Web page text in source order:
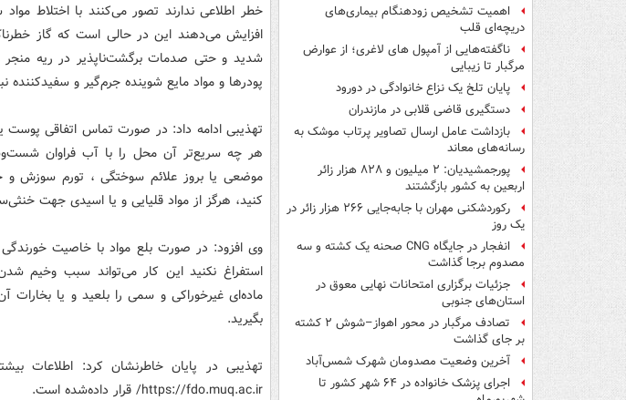
اهمیت تشخیص زودهنگام بیماری‌های
دریچه‌ای قلب
ناگفته‌هایی از آمپول های لاغری؛ از عوارض
مرگبار تا زیبایی
پایان تلخ یک نزاع خانوادگی در دورود
دستگیری قاضی قلابی در مازندران
بازداشت عامل ارسال تصاویر پرتاب موشک به
رسانه‌های معاند
پورجمشیدیان: ۲ میلیون و ۸۲۸ هزار زائر
اربعین به کشور بازگشتند
رکوردشکنی مهران با جابه‌جایی ۲۶۶ هزار زائر در
یک روز
انفجار در جایگاه CNG صحنه یک کشته و سه
مصدوم برجا گذاشت
جزئیات برگزاری امتحانات نهایی معوق در
استان‌های جنوبی
تصادف مرگبار در محور اهواز–شوش ۲ کشته
بر جای گذاشت
آخرین وضعیت مصدومان شهرک شمس‌آباد
اجرای پزشک خانواده در ۶۴ شهر کشور تا
خطر اطلاعی ندارند تصور می‌کنند با اختلاط
افزایش می‌دهند این در حالی است که گاز
شدید و حتی صدمات برگشت‌ناپذیر در ریه منجر
پودرها و مواد مایع شوینده جرم‌گیر و سفیدکننده
تهذیبی ادامه داد: در صورت تماس اتفاقی پوست
هر چه سریع‌تر آن محل را با آب فراوان
موضعی یا بروز علائم سوختگی ، تورم سوزش و
کنید، هرگز از مواد قلیایی و یا اسیدی جهت
وی افزود: در صورت بلع مواد با خاصیت خورندگی
استفراغ نکنید این کار می‌تواند سبب وخیم
بگیرید.
تهذیبی در پایان خاطرنشان کرد: اطلاعات
https://fdo.muq.ac.ir/ قرار داده‌شده است.